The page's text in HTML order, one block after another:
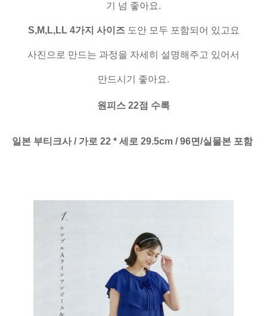
기 넘 좋아요.
S,M,L,LL 4가지 사이즈도안 모두 포함되어 있고요
사진으로 만드는 과정을 자세히 설명해주고 있어서
만드시기 좋아요.
원피스 22점 수록
일본 부티크사 / 가로 22 * 세로 29.5cm / 96면/실물본 포함